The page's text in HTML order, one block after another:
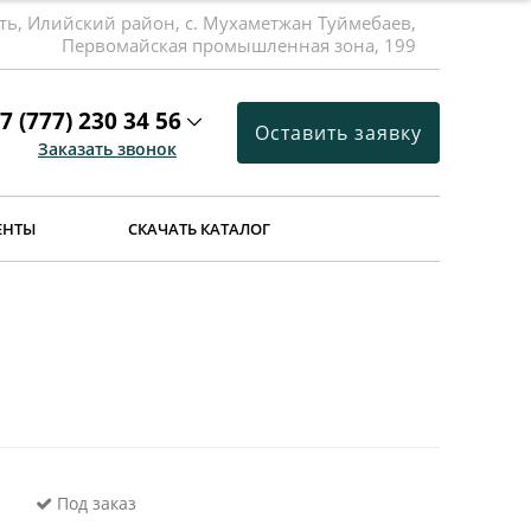
Илийский район, с. Мухаметжан Туймебаев,
Первомайская промышленная зона, 199
(777) 230 34 56
Заказать звонок
Оставить заявку
СКАЧАТЬ КАТАЛОГ
Под заказ